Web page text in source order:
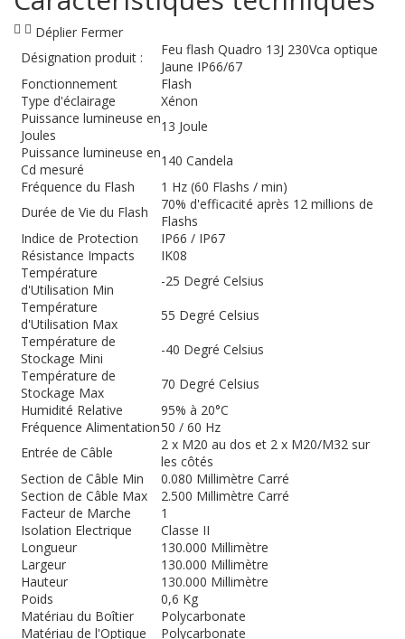
Déplier Fermer
Désignation produit :
Feu flash Quadro 13J 230Vca optique
Jaune IP66/67
Fonctionnement
Flash
Type d'éclairage
Xénon
Puissance lumineuse en
Joules
13 Joule
Puissance lumineuse en
Cd mesuré
140 Candela
Fréquence du Flash
1 Hz (60 Flashs / min)
Durée de Vie du Flash
70% d'efficacité après 12 millions de
Flashs
Indice de Protection
IP66 / IP67
Résistance Impacts
IK08
Température
d'Utilisation Min
-25 Degré Celsius
Température
d'Utilisation Max
55 Degré Celsius
Température de
Stockage Mini
-40 Degré Celsius
Température de
Stockage Max
70 Degré Celsius
Humidité Relative
95% à 20°C
Fréquence Alimentation50 / 60 Hz
Entrée de Câble
2 x M20 au dos et 2 x M20/M32 sur
les côtés
Section de Câble Min
0.080 Millimètre Carré
Section de Câble Max
2.500 Millimètre Carré
Facteur de Marche
1
Isolation Electrique
Classe II
Longueur
130.000 Millimètre
Largeur
130.000 Millimètre
Hauteur
130.000 Millimètre
Poids
0,6 Kg
Matériau du Boîtier
Polycarbonate
Matériau de l'Optique
Polycarbonate